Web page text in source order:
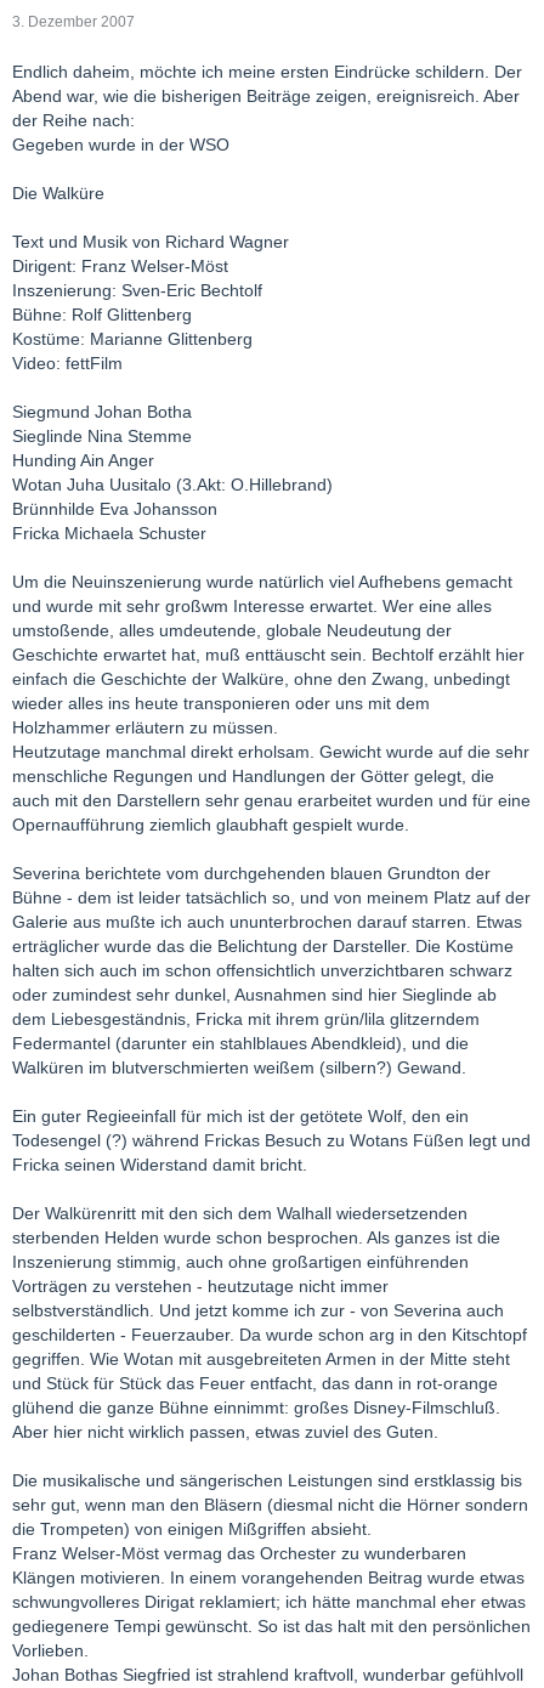
3. Dezember 2007
Endlich daheim, möchte ich meine ersten Eindrücke schildern. Der
Abend war, wie die bisherigen Beiträge zeigen, ereignisreich. Aber
der Reihe nach:
Gegeben wurde in der WSO
Die Walküre
Text und Musik von Richard Wagner
Dirigent: Franz Welser-Möst
Inszenierung: Sven-Eric Bechtolf
Bühne: Rolf Glittenberg
Kostüme: Marianne Glittenberg
Video: fettFilm
Siegmund Johan Botha
Sieglinde Nina Stemme
Hunding Ain Anger
Wotan Juha Uusitalo (3.Akt: O.Hillebrand)
Brünnhilde Eva Johansson
Fricka Michaela Schuster
Um die Neuinszenierung wurde natürlich viel Aufhebens gemacht
und wurde mit sehr großwm Interesse erwartet. Wer eine alles
umstoßende, alles umdeutende, globale Neudeutung der
Geschichte erwartet hat, muß enttäuscht sein. Bechtolf erzählt hier
einfach die Geschichte der Walküre, ohne den Zwang, unbedingt
wieder alles ins heute transponieren oder uns mit dem
Holzhammer erläutern zu müssen.
Heutzutage manchmal direkt erholsam. Gewicht wurde auf die sehr
menschliche Regungen und Handlungen der Götter gelegt, die
auch mit den Darstellern sehr genau erarbeitet wurden und für eine
Opernaufführung ziemlich glaubhaft gespielt wurde.
Severina berichtete vom durchgehenden blauen Grundton der
Bühne - dem ist leider tatsächlich so, und von meinem Platz auf der
Galerie aus mußte ich auch ununterbrochen darauf starren. Etwas
erträglicher wurde das die Belichtung der Darsteller. Die Kostüme
halten sich auch im schon offensichtlich unverzichtbaren schwarz
oder zumindest sehr dunkel, Ausnahmen sind hier Sieglinde ab
dem Liebesgeständnis, Fricka mit ihrem grün/lila glitzerndem
Federmantel (darunter ein stahlblaues Abendkleid), und die
Walküren im blutverschmierten weißem (silbern?) Gewand.
Ein guter Regieeinfall für mich ist der getötete Wolf, den ein
Todesengel (?) während Frickas Besuch zu Wotans Füßen legt und
Fricka seinen Widerstand damit bricht.
Der Walkürenritt mit den sich dem Walhall wiedersetzenden
sterbenden Helden wurde schon besprochen. Als ganzes ist die
Inszenierung stimmig, auch ohne großartigen einführenden
Vorträgen zu verstehen - heutzutage nicht immer
selbstverständlich. Und jetzt komme ich zur - von Severina auch
geschilderten - Feuerzauber. Da wurde schon arg in den Kitschtopf
gegriffen. Wie Wotan mit ausgebreiteten Armen in der Mitte steht
und Stück für Stück das Feuer entfacht, das dann in rot-orange
glühend die ganze Bühne einnimmt: großes Disney-Filmschluß.
Aber hier nicht wirklich passen, etwas zuviel des Guten.
Die musikalische und sängerischen Leistungen sind erstklassig bis
sehr gut, wenn man den Bläsern (diesmal nicht die Hörner sondern
die Trompeten) von einigen Mißgriffen absieht.
Franz Welser-Möst vermag das Orchester zu wunderbaren
Klängen motivieren. In einem vorangehenden Beitrag wurde etwas
schwungvolleres Dirigat reklamiert; ich hätte manchmal eher etwas
gediegenere Tempi gewünscht. So ist das halt mit den persönlichen
Vorlieben.
Johan Bothas Siegfried ist strahlend kraftvoll, wunderbar gefühlvoll